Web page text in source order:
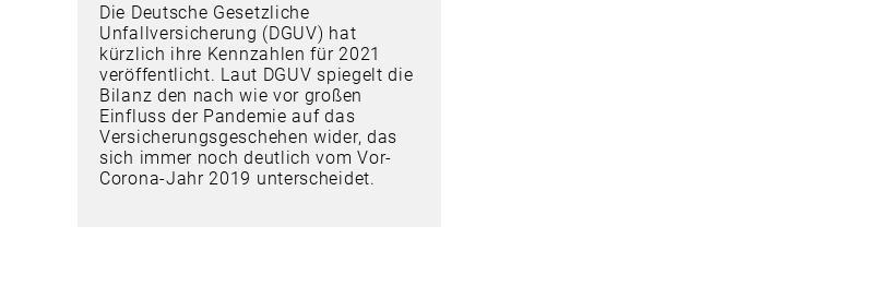
Die Deutsche Gesetzliche
Unfallversicherung (DGUV) hat
kürzlich ihre Kennzahlen für 2021
veröffentlicht. Laut DGUV spiegelt die
Bilanz den nach wie vor großen
Einfluss der Pandemie auf das
Versicherungsgeschehen wider, das
sich immer noch deutlich vom Vor-
Corona-Jahr 2019 unterscheidet.